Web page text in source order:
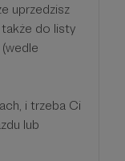
uprzedzisz
także do listy
i trzeba Ci
lub